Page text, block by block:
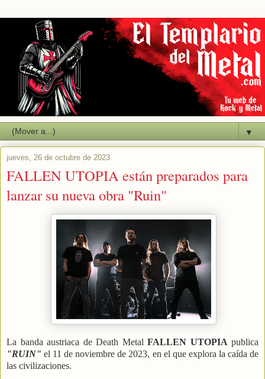
▼
jueves, 26 de octubre de 2023
FALLEN UTOPIA están preparados para
lanzar su nueva obra "Ruin"
La banda austriaca de Death Metal FALLEN UTOPIApublica
"RUIN" el 11 de noviembre de 2023, en el que explora la caída de
las civilizaciones.